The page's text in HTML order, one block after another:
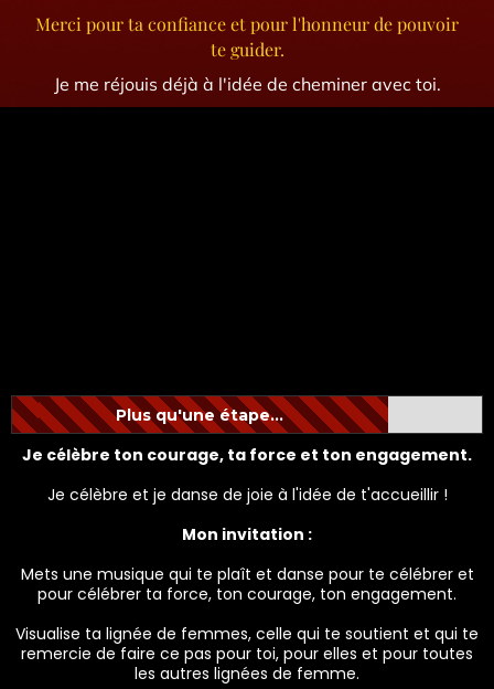
Merci pour ta confiance et pour l'honneur de pouvoir
te guider.
Je me réjouis déjà à l'idée de cheminer avec toi.​
Plus qu'une étape...
Je célèbre ton courage, ta force et ton engagement.
Je célèbre et je danse de joie à l'idée de t'accueillir !
Mon invitation :
Mets une musique qui te plaît et danse pour te célébrer et
pour célébrer ta force, ton courage, ton engagement.
Visualise ta lignée de femmes, celle qui te soutient et qui te
remercie de faire ce pas pour toi, pour elles et pour toutes
les autres lignées de femme.